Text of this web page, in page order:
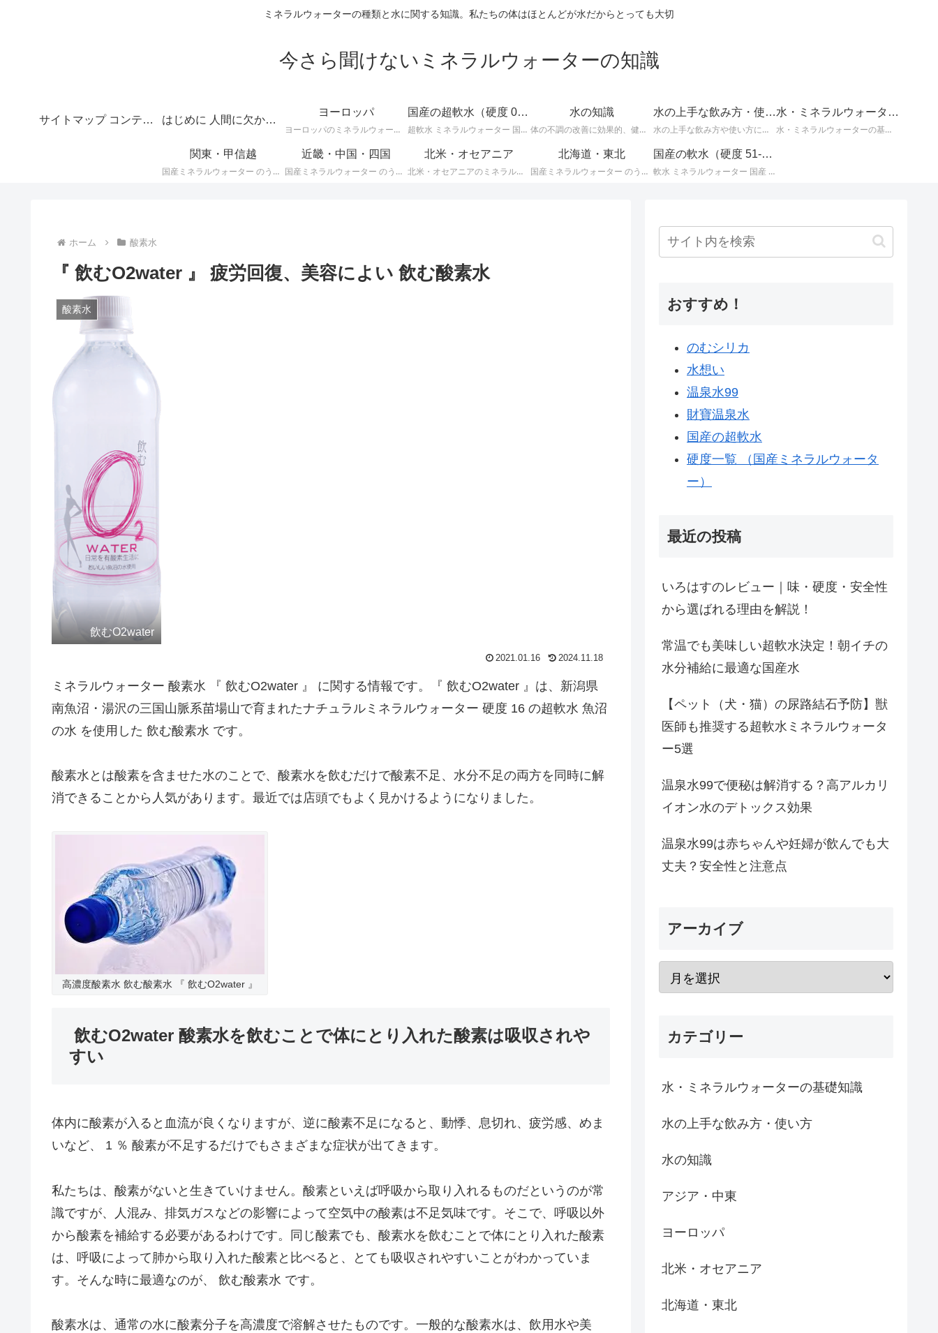
ミネラルウォーターの種類と水に関する知識。私たちの体はほとんどが水だからとっても大切
今さら聞けないミネラルウォーターの知識
サイトマップ コンテンツの目次 はじめに 人間に欠かせない水のテーマは深いというご挨拶
ヨーロッパ
ヨーロッパのミネラルウォーターに関する情報です。ＥＵ加盟のヨーロッパ諸国では、ミネラルウォーターに関して次のような厳しい統一基準が定められています。
国産の超軟水（硬度 0-50mg/L）
超軟水 ミネラルウォーター 国産 （ 硬度 0 ～ 50 ）に関する情報です。日本のミネラルウォーターはほとんどが軟水ですが、その中でも硬度が 0 ～ 50mg/L までの 超軟水 を紹介します。
水の知識
体の不調の改善に効果的、健康や美容によい水についてなど、知っているとお得な情報。
水の上手な飲み方・使い方
水の上手な飲み方や使い方についての情報。
水・ミネラルウォーターの基礎知識
水・ミネラルウォーターの基本的な知識。水とミネラルウォーターに関するさまざまな事柄。
関東・甲信越
国産ミネラルウォーター のうち、 関東・甲信越地方のミネラルウォーター に関する情報です。
近畿・中国・四国
国産ミネラルウォーター のうち、 近畿・中国・四国地方のミネラルウォーター に関する情報です。
北米・オセアニア
北米・オセアニアのミネラルウォーターに関する情報です。
北海道・東北
国産ミネラルウォーター のうち、 北海道・東北地方のミネラルウォーター に関する情報です。
国産の軟水（硬度 51-100mg/L）
軟水 ミネラルウォーター 国産 （ 硬度 51 ～ 100 ）に関する情報です。日本のミネラルウォーターはほとんどが軟水ですが、その中でも硬度が 51 ～ 100mg/L までの 軟水 を紹介します。
ホーム 酸素水
『 飲むO2water 』 疲労回復、美容によい 飲む酸素水
酸素水
飲むO2water
2021.01.16 2024.11.18
ミネラルウォーター 酸素水 『 飲むO2water 』 に関する情報です。『 飲むO2water 』は、新潟県
南魚沼・湯沢の三国山脈系苗場山で育まれたナチュラルミネラルウォーター 硬度 16 の超軟水 魚沼
の水 を使用した 飲む酸素水 です。
酸素水とは酸素を含ませた水のことで、酸素水を飲むだけで酸素不足、水分不足の両方を同時に解
消できることから人気があります。最近では店頭でもよく見かけるようになりました。
高濃度酸素水 飲む酸素水 『 飲むO2water 』
飲むO2water 酸素水を飲むことで体にとり入れた酸素は吸収されや
すい
体内に酸素が入ると血流が良くなりますが、逆に酸素不足になると、動悸、息切れ、疲労感、めま
いなど、 1 ％ 酸素が不足するだけでもさまざまな症状が出てきます。
私たちは、酸素がないと生きていけません。酸素といえば呼吸から取り入れるものだというのが常
識ですが、人混み、排気ガスなどの影響によって空気中の酸素は不足気味です。そこで、呼吸以外
から酸素を補給する必要があるわけです。同じ酸素でも、酸素水を飲むことで体にとり入れた酸素
は、呼吸によって肺から取り入れた酸素と比べると、とても吸収されやすいことがわかっていま
す。そんな時に最適なのが、 飲む酸素水 です。
酸素水は、通常の水に酸素分子を高濃度で溶解させたものです。一般的な酸素水は、飲用水や美
おすすめ！
のむシリカ
水想い
温泉水99
財寶温泉水
国産の超軟水
硬度一覧 （国産ミネラルウォータ
ー）
最近の投稿
いろはすのレビュー｜味・硬度・安全性
から選ばれる理由を解説！
常温でも美味しい超軟水決定！朝イチの
水分補給に最適な国産水
【ペット（犬・猫）の尿路結石予防】獣
医師も推奨する超軟水ミネラルウォータ
ー5選
温泉水99で便秘は解消する？高アルカリ
イオン水のデトックス効果
温泉水99は赤ちゃんや妊婦が飲んでも大
丈夫？安全性と注意点
アーカイブ
カテゴリー
水・ミネラルウォーターの基礎知識
水の上手な飲み方・使い方
水の知識
アジア・中東
ヨーロッパ
北米・オセアニア
北海道・東北